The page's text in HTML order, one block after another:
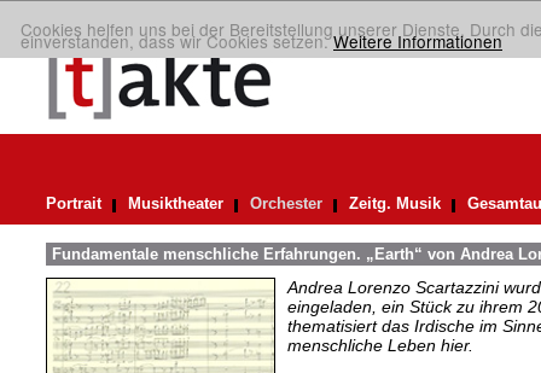
Cookies helfen uns bei der Bereitstellung unserer Dienste. Durch
einverstanden, dass wir Cookies setzen.Weitere Informationen
Portrait Musiktheater Orchester Zeitg. Musik
Fundamentale menschliche Erfahrungen. „Earth“ von Andrea
Andrea Lorenzo Scartazzini
eingeladen, ein Stück zu ihrem
thematisiert das Irdische im
menschliche Leben hier.